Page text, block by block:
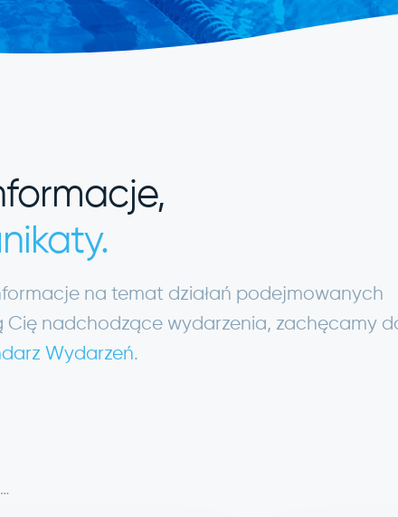
na temat działań podejmowanych
Cię nadchodzące wydarzenia, zachęcamy
Wydarzeń.